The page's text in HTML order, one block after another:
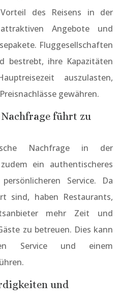
des Reisens in der
Angebote und
Fluggesellschaften
bestrebt, ihre Kapazitäten
auszulasten,
gewähren.
führt zu
Nachfrage in der
ein authentischeres
Service. Da
sind, haben Restaurants,
mehr Zeit und
zu betreuen. Dies kann
Service und einem
und